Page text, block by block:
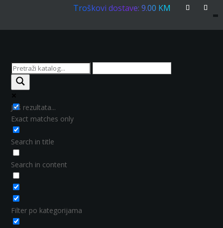
Troškovi dostave: 9.00 KM
Još rezultata...
Exact matches only
Search in title
Search in content
Filter po kategorijama